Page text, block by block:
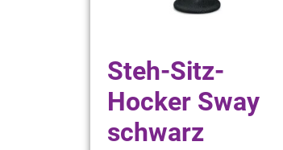
Steh-Sitz-
Hocker Sway
schwarz